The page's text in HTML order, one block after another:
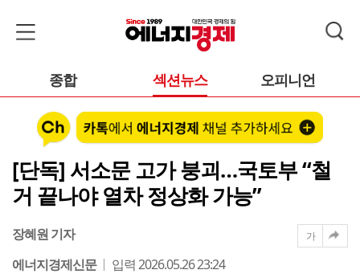
종합 섹션뉴스 오피니언
[단독] 서소문 고가 붕괴…국토부 “철
거 끝나야 열차 정상화 가능”
장혜원 기자
에너지경제신문
입력 2026.05.26 23:24
가